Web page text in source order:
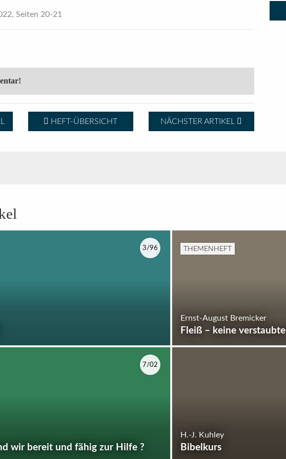
Seiten 20-21
HEFT-ÜBERSICHT NÄCHSTER ARTIKEL
3/96 THEMENHEFT
Ernst-August Bremicker
Fleiß – keine verstaubte
wir bereit und fähig zur Hilfe ?
7/02
H.-J. Kuhley
Bibelkurs